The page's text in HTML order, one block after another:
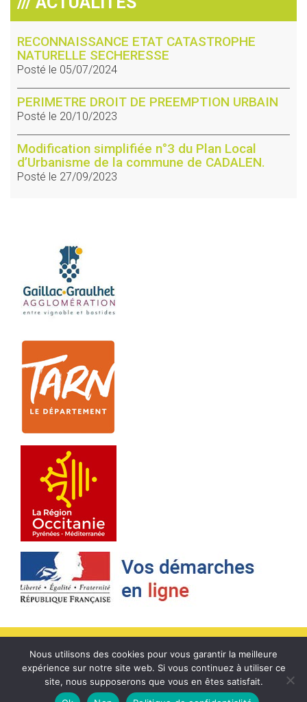
RECONNAISSANCE ETAT CATASTROPHE
NATURELLE SECHERESSE
Posté le 05/07/2024
PERIMETRE DROIT DE PREEMPTION URBAIN
Posté le 20/10/2023
Modification simplifiée n°3 du Plan Local
d’Urbanisme de la commune de CADALEN.
Posté le 27/09/2023
de confidentialité/ www.Service-public.fr
© Mairie Cadalen 2026 - Rue de la Mairie, 81600 Cadalen - Tél. : 05 63
Nous utilisons des cookies pour vous garantir la meilleure
expérience sur notre site web. Si vous continuez à utiliser ce
site, nous supposerons que vous en êtes satisfait.